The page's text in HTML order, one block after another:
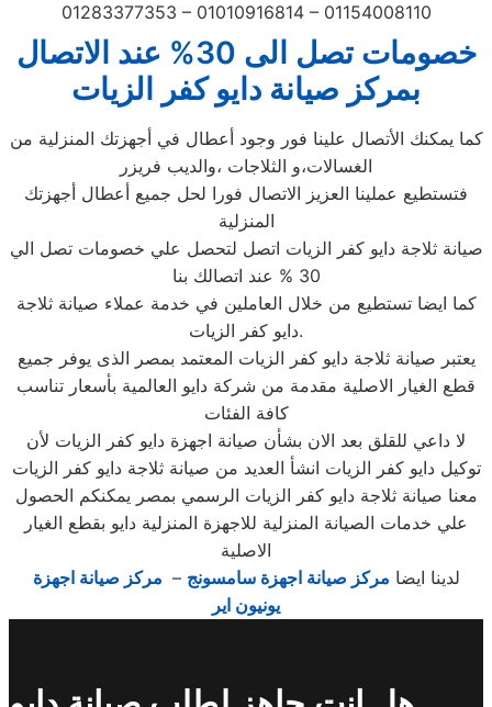
01283377353 – 01010916814 – 01154008110
خصومات تصل الى 30% عند الاتصال
بمركز صيانة دايو كفر الزيات
كما يمكنك الأتصال علينا فور وجود أعطال في أجهزتك المنزلية من
الغسالات،و الثلاجات ،والديب فريزر
فتستطيع عملينا العزيز الاتصال فورا لحل جميع أعطال أجهزتك
المنزلية
صيانة ثلاجة دايو كفر الزيات اتصل لتحصل علي خصومات تصل الي
30 % عند اتصالك بنا
كما ايضا تستطيع من خلال العاملين في خدمة عملاء صيانة ثلاجة
دايو كفر الزيات.
يعتبر صيانة ثلاجة دايو كفر الزيات المعتمد بمصر الذى يوفر جميع
قطع الغيار الاصلية مقدمة من شركة دايو العالمية بأسعار تناسب
كافة الفئات
لا داعي للقلق بعد الان بشأن صيانة اجهزة دايو كفر الزيات لأن
توكيل دايو كفر الزيات انشأ العديد من صيانة ثلاجة دايو كفر الزيات
معنا صيانة ثلاجة دايو كفر الزيات الرسمي بمصر يمكنكم الحصول
علي خدمات الصيانة المنزلية للاجهزة المنزلية دايو بقطع الغيار
الاصلية
لدينا ايضا مركز صيانة اجهزة سامسونج – مركز صيانة اجهزة
يونيون اير